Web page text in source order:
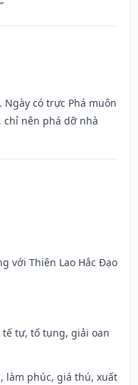
có trực Phá muôn
chỉ nên phá dỡ nhà
với Thiên Lao Hắc Đạo
tế tự, tố tụng, giải oan
làm phúc, giá thú, xuất